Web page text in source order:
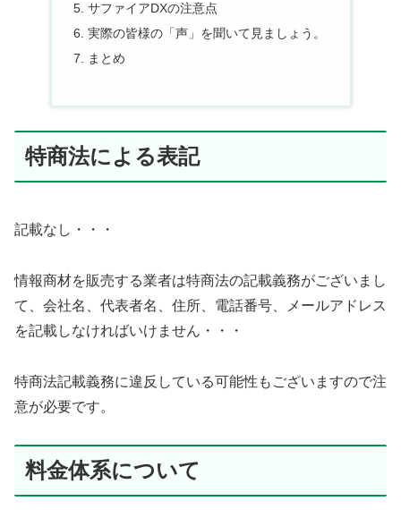
サファイアDXの注意点
実際の皆様の「声」を聞いて見ましょう。
まとめ
特商法による表記
記載なし・・・
情報商材を販売する業者は特商法の記載義務がございまし
て、会社名、代表者名、住所、電話番号、メールアドレス
を記載しなければいけません・・・
特商法記載義務に違反している可能性もございますので注
意が必要です。
料金体系について